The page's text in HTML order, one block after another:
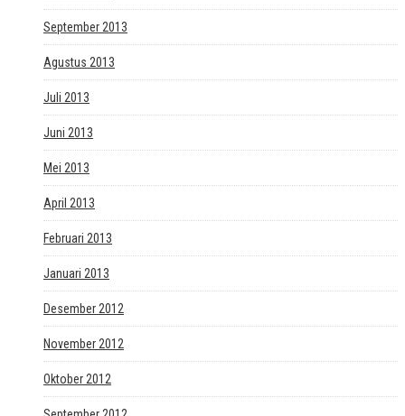
September 2013
Agustus 2013
Juli 2013
Juni 2013
Mei 2013
April 2013
Februari 2013
Januari 2013
Desember 2012
November 2012
Oktober 2012